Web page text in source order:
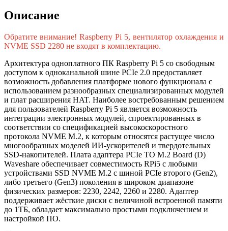
Описание
Обратите внимание! Raspberry Pi 5, вентилятор охлаждения и
NVME SSD 2280 не входят в комплектацию.
Архитектура одноплатного ПК Raspberry Pi 5 со свободным
доступом к одноканальной шине PCIe 2.0 предоставляет
возможность добавления платформе нового функционала с
использованием разнообразных специализированных модулей
и плат расширения HAT. Наиболее востребованным решением
для пользователей Raspberry Pi 5 является возможность
интеграции электронных модулей, спроектированных в
соответствии со спецификацией высокоскоростного
протокола NVME M.2, к которым относятся растущее число
многообразных моделей ИИ-ускорителей и твердотельных
SSD-накопителей. Плата адаптера PCIe TO M.2 Board (D)
Waveshare обеспечивает совместимость RPi5 c любыми
устройствами SSD NVME M.2 с шиной PCIe второго (Gen2),
либо третьего (Gen3) поколения в широком диапазоне
физических размеров: 2230, 2242, 2260 и 2280. Адаптер
поддерживает жёсткие диски с величиной встроенной памяти
до 1ТБ, обладает максимально простыми подключением и
настройкой ПО.